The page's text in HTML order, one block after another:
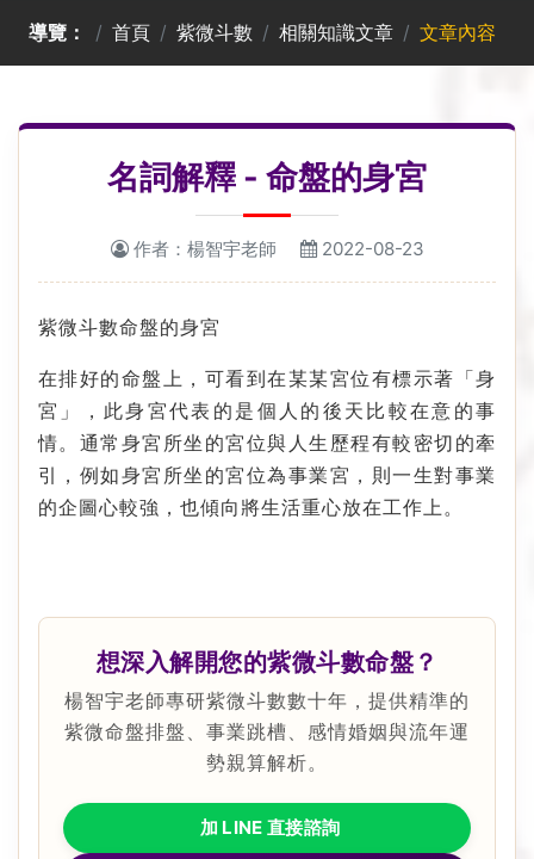
導覽： 首頁 紫微斗數 相關知識文章 文章內容
名詞解釋 - 命盤的身宮
作者：楊智宇老師 2022-08-23
紫微斗數命盤的身宮
在排好的命盤上，可看到在某某宮位有標示著「身
宮」，此身宮代表的是個人的後天比較在意的事
情。通常身宮所坐的宮位與人生歷程有較密切的牽
引，例如身宮所坐的宮位為事業宮，則一生對事業
的企圖心較強，也傾向將生活重心放在工作上。
想深入解開您的紫微斗數命盤？
楊智宇老師專研紫微斗數數十年，提供精準的
紫微命盤排盤、事業跳槽、感情婚姻與流年運
勢親算解析。
加 LINE 直接諮詢